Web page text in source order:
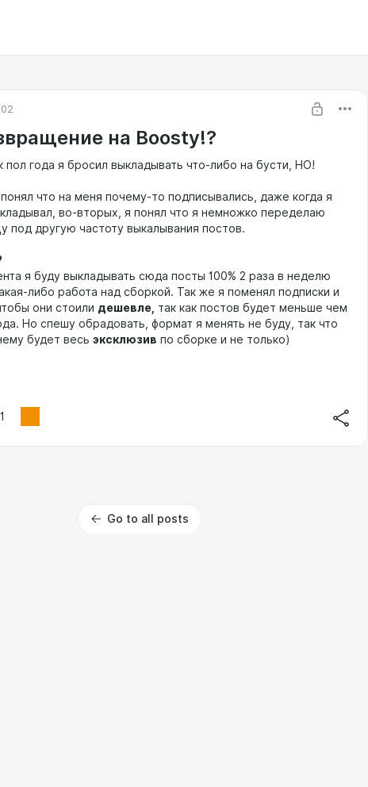
на Boosty!?
пол года я бросил выкладывать что-либо на бусти, НО!
что на меня почему-то подписывались, даже когда я
во-вторых, я понял что я немножко переделаю
под другую частоту выкалывания постов.
я буду выкладывать сюда посты 100% 2 раза в неделю
либо работа над сборкой. Так же я поменял подписки и
они стоили дешевле, так как постов будет меньше чем
Но спешу обрадовать, формат я менять не буду, так что
будет весь эксклюзив по сборке и не только)
1
Go to all posts